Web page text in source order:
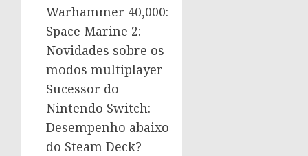
Warhammer 40,000:
Space Marine 2:
Novidades sobre os
modos multiplayer
Sucessor do
Nintendo Switch:
Desempenho abaixo
do Steam Deck?